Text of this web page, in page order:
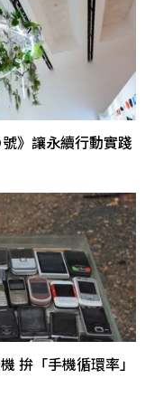
》讓永續行動實踐
拚「手機循環率」